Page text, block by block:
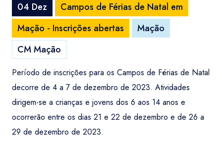
04 Dez
Campos de Férias de Natal em
Mação - Inscrições abertas
Mação
CM Mação
Período de inscrições para os Campos de Férias de Natal
decorre de 4 a 7 de dezembro de 2023. Atividades
dirigem-se a crianças e jovens dos 6 aos 14 anos e
ocorrerão entre os dias 21 e 22 de dezembro e de 26 a
29 de dezembro de 2023.